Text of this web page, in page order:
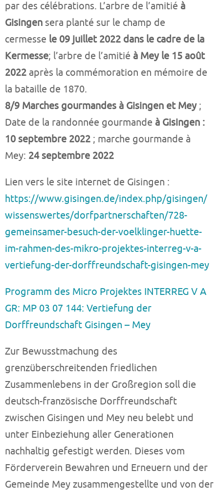
par des célébrations. L’arbre de l’amitié à
Gisingen sera planté sur le champ de
cermesse le 09 juillet 2022 dans le cadre de la
Kermesse; l’arbre de l’amitié à Mey le 15 août
2022 après la commémoration en mémoire de
la bataille de 1870.
8/9 Marches gourmandes à Gisingen et Mey;
Date de la randonnée gourmande à Gisingen :
10 septembre 2022 ; marche gourmande à
Mey: 24 septembre 2022
Lien vers le site internet de Gisingen :
https://www.gisingen.de/index.php/gisingen/
wissenswertes/dorfpartnerschaften/728-
gemeinsamer-besuch-der-voelklinger-huette-
im-rahmen-des-mikro-projektes-interreg-v-a-
vertiefung-der-dorffreundschaft-gisingen-mey
Programm des Micro Projektes INTERREG V A
GR: MP 03 07 144: Vertiefung der
Dorffreundschaft Gisingen – Mey
Zur Bewusstmachung des
grenzüberschreitenden friedlichen
Zusammenlebens in der Großregion soll die
deutsch-französische Dorffreundschaft
zwischen Gisingen und Mey neu belebt und
unter Einbeziehung aller Generationen
nachhaltig gefestigt werden. Dieses vom
Förderverein Bewahren und Erneuern und der
Gemeinde Mey zusammengestellte und von der